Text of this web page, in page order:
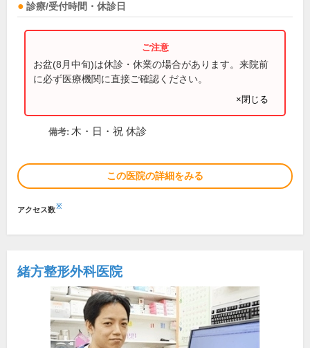
診療/受付時間・休診日
お盆(8月中旬)は休診・休業の場合があります。来院前
に必ず医療機関に直接ご確認ください。
×閉じる
備考: 木・日・祝 休診
この医院の詳細をみる
アクセス数※
緒方整形外科医院